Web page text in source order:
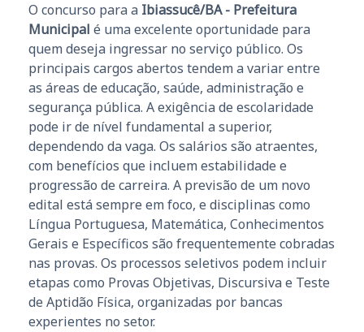
O concurso para a Ibiassucê/BA - Prefeitura
Municipal é uma excelente oportunidade para
quem deseja ingressar no serviço público. Os
principais cargos abertos tendem a variar entre
as áreas de educação, saúde, administração e
segurança pública. A exigência de escolaridade
pode ir de nível fundamental a superior,
dependendo da vaga. Os salários são atraentes,
com benefícios que incluem estabilidade e
progressão de carreira. A previsão de um novo
edital está sempre em foco, e disciplinas como
Língua Portuguesa, Matemática, Conhecimentos
Gerais e Específicos são frequentemente cobradas
nas provas. Os processos seletivos podem incluir
etapas como Provas Objetivas, Discursiva e Teste
de Aptidão Física, organizadas por bancas
experientes no setor.